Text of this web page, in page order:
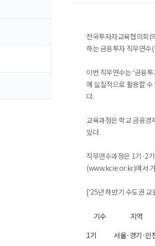
전국투자자교육협의회(
하는 금융투자 직무연수
이번 직무연수는 ‘금융
에 실질적으로 활용할
다.
교육과정은 학교 금융경
있다.
직무연수과정은 1기·2
(www.kcie.or.kr)에서
[‘25년 하반기 수도권
기수
지역
1기
서울·경기·인